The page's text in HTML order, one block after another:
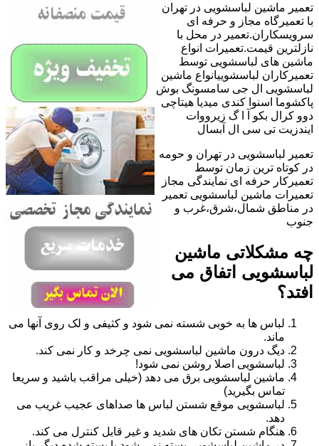
تعمیر ماشین لباسشویی در تهران
با تعمیرگاه مجاز و حرفه ای
سرویسکاران.تعمیر در محل با
نازلترین قیمت.تعمیرات انواع
ماشین های لباسشویی توسط
تعمیرکاران لباسشوییانواع ماشین
لباسشویی ال جی سامسونگ بوش
پاکشوما اسنوا کندی میدیا هیتاچی
دوو کرال بکو آ ا گ زیرووات
ایندزیت تی سی ال آبسال
تعمیر لباسشویی در تهران و حومه
در کوتاه ترین زمان توسط
تعمیرکار حرفه ای نمایندگی مجاز
تعمیرات ماشین لباسشویی تعمیر
در مناطق شمال،شرق،غرب و
جنوب
چه مشکلاتی ماشین
لباسشویی اتفاق می
افتد؟
لباس ها به خوبی شسته نمی شود و کثیفی و لک روی آنها می
ماند.
دیگ درون ماشین لباسشویی نمی چرخد و کار نمی کند.
لباسشویی اصلا روشن نمی شود!
ماشین لباسشویی برق می دهد (خیلی مراقب باشید و سریعا
تماس بگیرید)
لباسشویی موقع شستن لباس ها صداهای عجیب غریب می
دهد.
هنگام شستن تکان های شدید و غیر قابل کنترل می کند.